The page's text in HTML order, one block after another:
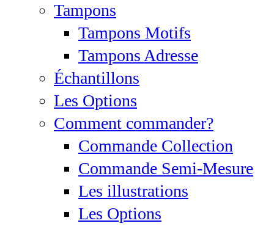
Tampons
Tampons Motifs
Tampons Adresse
Échantillons
Les Options
Comment commander?
Commande Collection
Commande Semi-Mesure
Les illustrations
Les Options